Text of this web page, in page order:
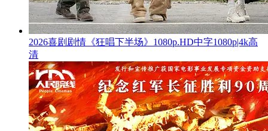
2026喜剧剧情《狂唱下半场》1080p.HD中字1080p|4k高
清